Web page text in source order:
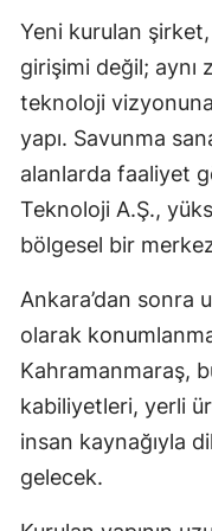
Yeni kurulan
girişimi değil; aynı
teknoloji
yapı. Savunma
alanlarda faaliyet
Teknoloji A.Ş.,
bölgesel bir
Ankara’dan sonra
olarak
Kahramanmaraş,
kabiliyetleri, yerli
insan kaynağıyla
gelecek.